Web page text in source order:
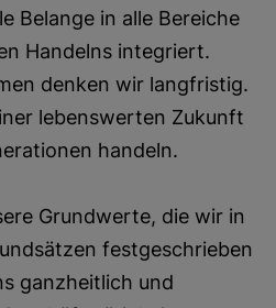
Belange in alle Bereiche
Handelns integriert.
denken wir langfristig.
lebenswerten Zukunft
handeln.
Grundwerte, die wir in
festgeschrieben
ganzheitlich und